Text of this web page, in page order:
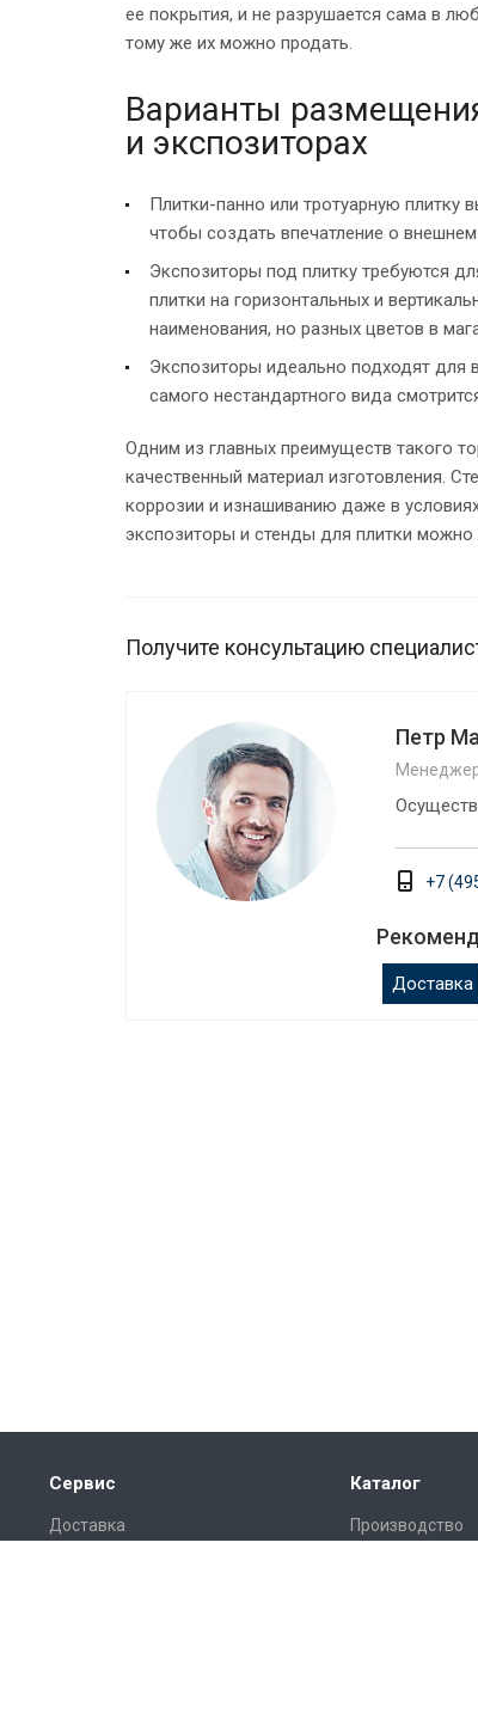
ее покрытия, и не разрушается сама в
тому же их можно продать.
Варианты
и экспозиторах
Плитки-панно или тротуарную плитку
чтобы создать впечатление о
Экспозиторы под плитку требуются
плитки на горизонтальных и
наименования, но разных цветов в
Экспозиторы идеально подходят для
самого нестандартного вида
Одним из главных преимуществ такого
качественный материал изготовления.
коррозии и изнашиванию даже в
экспозиторы и стенды для плитки
Получите консультацию
Петр
+7
Доставка
Сервис
Доставка
Каталог
Производство